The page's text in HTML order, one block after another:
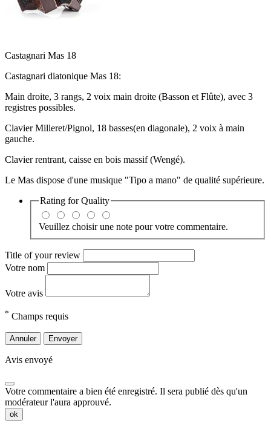
Castagnari Mas 18
Castagnari diatonique Mas 18:
Main droite, 3 rangs, 2 voix main droite (Basson et Flûte), avec 3
registres possibles.
Clavier Milleret/Pignol, 18 basses(en diagonale), 2 voix à main
gauche.
Clavier rentrant, caisse en bois massif (Wengé).
Le Mas dispose d'une musique "Tipo a mano" de qualité supérieure.
Rating forQuality
Veuillez choisir une note pour votre commentaire.
Title of your review
Votre nom
Votre avis
* Champs requis
Annuler Envoyer
Avis envoyé
Votre commentaire a bien été enregistré. Il sera publié dès qu'un
modérateur l'aura approuvé.
ok